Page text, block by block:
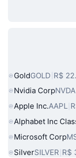
Ativos do
GoldGOLD R$
Nvidia CorpNVDA
Apple Inc.AAPL
Alphabet Inc
Microsoft Corp
SilverSILVER R$